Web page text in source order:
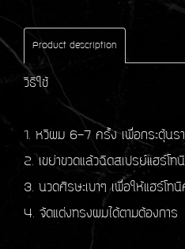
Product description
วิธีใช้
1. หวีผม 6-7 ครั้ง เพื่อกระตุ้นร
2. เขย่าขวดแล้วฉีดสเปรย์แฮร์โ
3. นวดศีรษะเบาๆ เพื่อให้แฮร์โท
4. จัดแต่งทรงผมได้ตามต้องการ